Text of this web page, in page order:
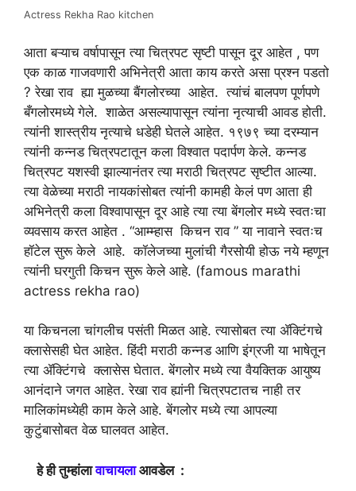
Actress Rekha Rao kitchen
आता बऱ्याच वर्षापासून त्या चित्रपट सृष्टी पासून दूर आहेत , पण
एक काळ गाजवणारी अभिनेत्री आता काय करते असा प्रश्न पडतो
? रेखा राव ह्या मुळच्या बैंगलोरच्या आहेत. त्यांचं बालपण पूर्णपणे
बँगलोरमध्ये गेले. शाळेत असल्यापासून त्यांना नृत्याची आवड होती.
त्यांनी शास्त्रीय नृत्याचे धडेही घेतले आहेत. १९७९ च्या दरम्यान
त्यांनी कन्नड चित्रपटातून कला विश्वात पदार्पण केले. कन्नड
चित्रपट यशस्वी झाल्यानंतर त्या मराठी चित्रपट सृष्टीत आल्या.
त्या वेळेच्या मराठी नायकांसोबत त्यांनी कामही केलं पण आता ही
अभिनेत्री कला विश्वापासून दूर आहे त्या त्या बेंगलोर मध्ये स्वतःचा
व्यवसाय करत आहेत . “आम्म्हास किचन राव ” या नावाने स्वतःच
हॉटेल सुरू केले आहे. कॉलेजच्या मुलांची गैरसोयी होऊ नये म्हणून
त्यांनी घरगुती किचन सुरू केले आहे. (famous marathi
actress rekha rao)
या किचनला चांगलीच पसंती मिळत आहे. त्यासोबत त्या ॲक्टिंगचे
क्लासेसही घेत आहेत. हिंदी मराठी कन्नड आणि इंग्रजी या भाषेतून
त्या ॲक्टिंगचे क्लासेस घेतात. बेंगलोर मध्ये त्या वैयक्तिक आयुष्य
आनंदाने जगत आहेत. रेखा राव ह्यांनी चित्रपटातच नाही तर
मालिकांमध्येही काम केले आहे. बेंगलोर मध्ये त्या आपल्या
कुटुंबासोबत वेळ घालवत आहेत.
हे ही तुम्हांलावाचायलाआवडेल :